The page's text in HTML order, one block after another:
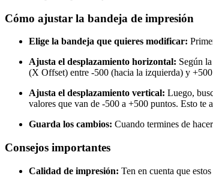
Cómo ajustar la bandeja de impresión
Elige la bandeja que quieres modificar:
Ajusta el desplazamiento horizontal: Según
(X Offset) entre -500 (hacia la izquierda) y
Ajusta el desplazamiento vertical: Luego,
valores que van de -500 a +500 puntos. Esto te
Guarda los cambios: Cuando termines de
Consejos importantes
Calidad de impresión: Ten en cuenta que